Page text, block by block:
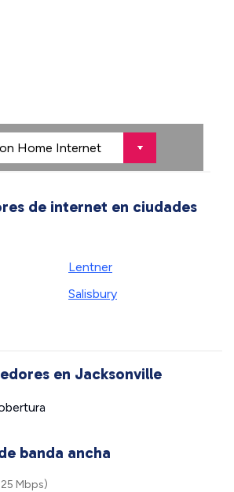
de internet en ciudades
Lentner
Salisbury
en Jacksonville
banda ancha
Mbps)